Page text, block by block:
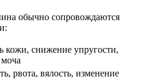
обычно сопровождаются
кожи, снижение упругости,
рвота, вялость, изменение